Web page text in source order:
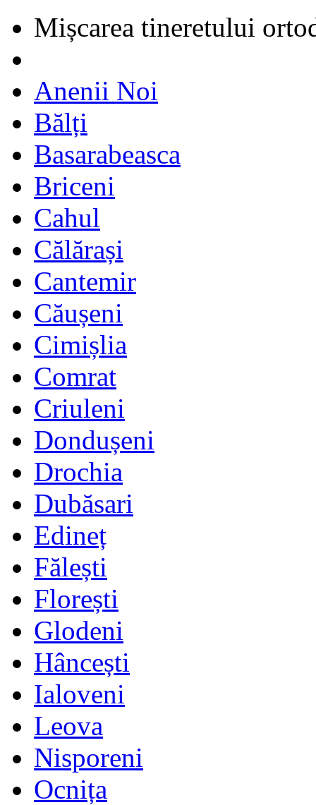
Mișcarea tineretului
Anenii Noi
Bălți
Basarabeasca
Briceni
Cahul
Călărași
Cantemir
Căușeni
Cimișlia
Comrat
Criuleni
Dondușeni
Drochia
Dubăsari
Edineț
Fălești
Florești
Glodeni
Hâncești
Ialoveni
Leova
Nisporeni
Ocnița